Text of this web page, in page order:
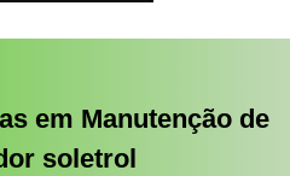
em Manutenção de
soletrol